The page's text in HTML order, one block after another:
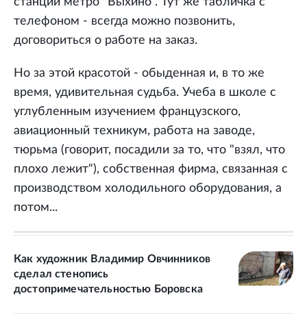
телефоном - всегда можно позвонить,
договориться о работе на заказ.
Но за этой красотой - обыденная и, в то же
время, удивительная судьба. Учеба в школе с
углубленным изучением французского,
авиационный техникум, работа на заводе,
тюрьма (говорит, посадили за то, что "взял, что
плохо лежит"), собственная фирма, связанная с
производством холодильного оборудования, а
потом...
Как художник Владимир Овчинников
сделал стенопись
достопримечательностью Боровска